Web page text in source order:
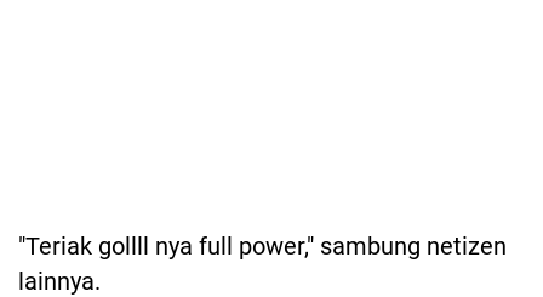
"Teriak gollll nya full power," sambung netizen
lainnya.